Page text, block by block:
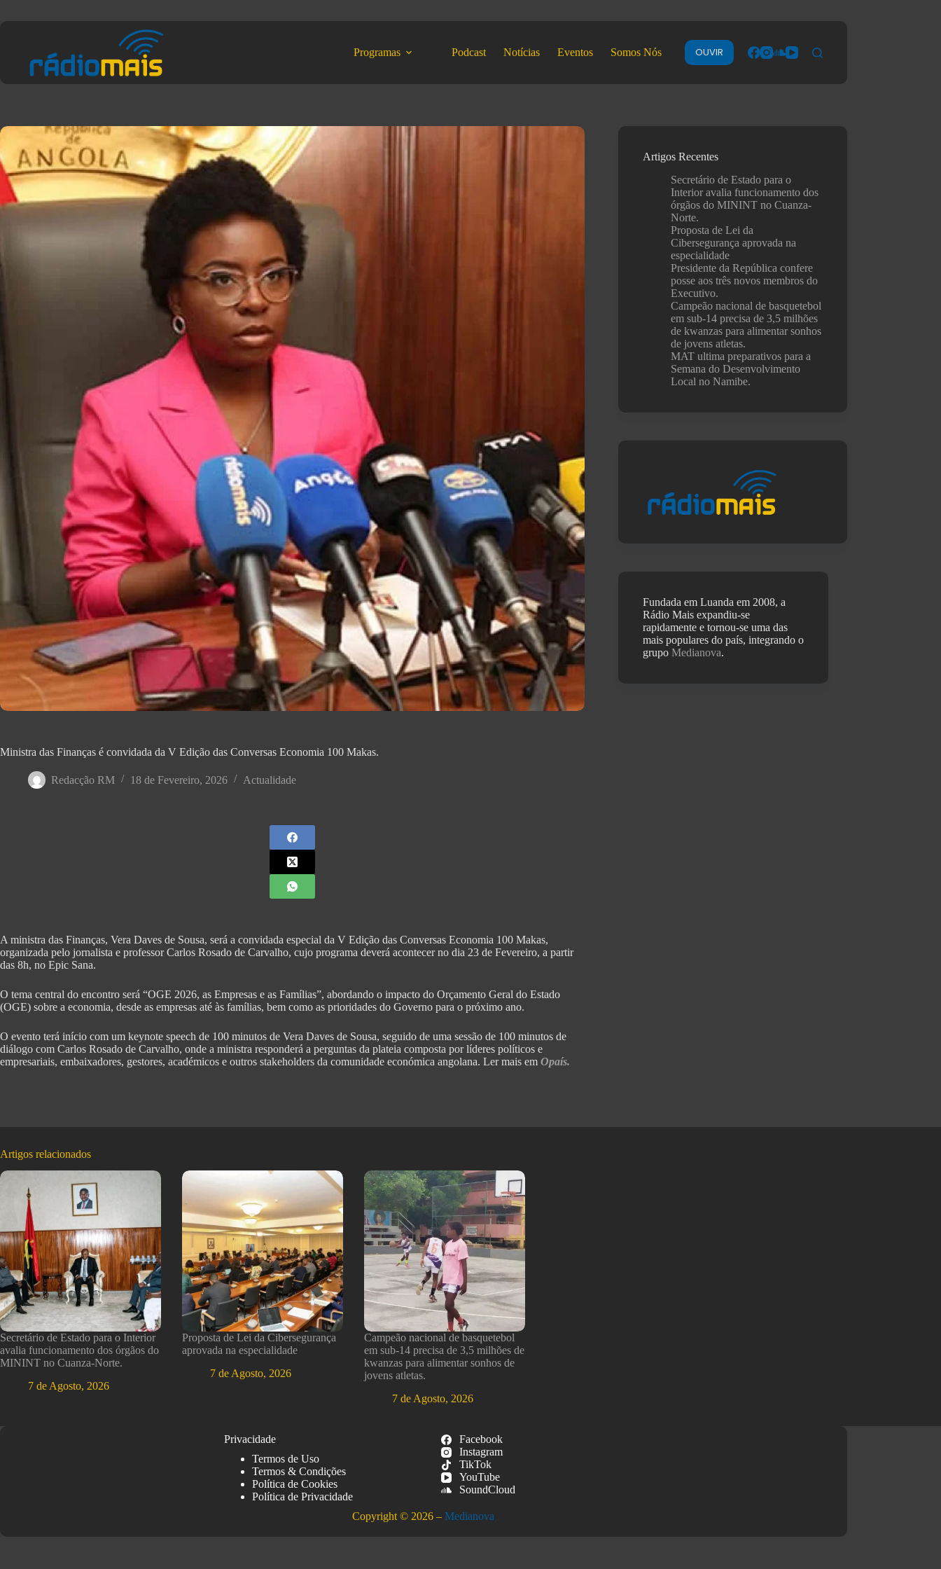
Programas Podcast Notícias Eventos Somos Nós OUVIR
Ministra das Finanças é convidada da V Edição das Conversas Economia 100 Makas.
Redacção RM 18 de Fevereiro, 2026 Actualidade
A ministra das Finanças, Vera Daves de Sousa, será a convidada especial da V Edição das Conversas Economia 100 Makas,
organizada pelo jornalista e professor Carlos Rosado de Carvalho, cujo programa deverá acontecer no dia 23 de Fevereiro, a partir
das 8h, no Epic Sana.
O tema central do encontro será “OGE 2026, as Empresas e as Famílias”, abordando o impacto do Orçamento Geral do Estado
(OGE) sobre a economia, desde as empresas até às famílias, bem como as prioridades do Governo para o próximo ano.
O evento terá início com um keynote speech de 100 minutos de Vera Daves de Sousa, seguido de uma sessão de 100 minutos de
diálogo com Carlos Rosado de Carvalho, onde a ministra responderá a perguntas da plateia composta por líderes políticos e
empresariais, embaixadores, gestores, académicos e outros stakeholders da comunidade económica angolana. Ler mais em Opaís.
Artigos Recentes
Secretário de Estado para o
Interior avalia funcionamento dos
órgãos do MININT no Cuanza-
Norte.
Proposta de Lei da
Cibersegurança aprovada na
especialidade
Presidente da República confere
posse aos três novos membros do
Executivo.
Campeão nacional de basquetebol
em sub-14 precisa de 3,5 milhões
de kwanzas para alimentar sonhos
de jovens atletas.
MAT ultima preparativos para a
Semana do Desenvolvimento
Local no Namibe.
Fundada em Luanda em 2008, a
Rádio Mais expandiu-se
rapidamente e tornou-se uma das
mais populares do país, integrando o
grupoMedianova.
Artigos relacionados
Secretário de Estado para o Interior
avalia funcionamento dos órgãos do
MININT no Cuanza-Norte.
7 de Agosto, 2026
Proposta de Lei da Cibersegurança
aprovada na especialidade
7 de Agosto, 2026
Campeão nacional de basquetebol
em sub-14 precisa de 3,5 milhões de
kwanzas para alimentar sonhos de
jovens atletas.
7 de Agosto, 2026
Privacidade
Termos de Uso
Termos & Condições
Política de Cookies
Política de Privacidade
Facebook
Instagram
TikTok
YouTube
SoundCloud
Copyright © 2026 –Medianova